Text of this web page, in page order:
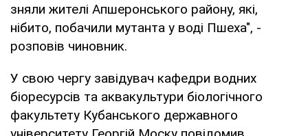
зняли жителі Апшеронського району, які,
нібито, побачили мутанта у воді Пшеха", -
розповів чиновник.
У свою чергу завідувач кафедри водних
біоресурсів та аквакультури біологічного
факультету Кубанського державного